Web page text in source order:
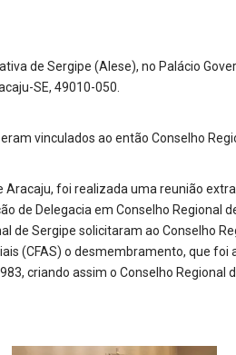
de Sergipe (Alese), no Palácio
SE, 49010-050.
vinculados ao então Conselho
Aracaju, foi realizada uma reunião
de Delegacia em Conselho Regional
de Sergipe solicitaram ao Conselho
(CFAS) o desmembramento, que foi
criando assim o Conselho Regional